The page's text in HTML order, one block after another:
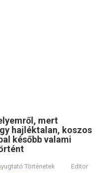
mert
hajléktalan, koszos
később valami
Történetek Editor